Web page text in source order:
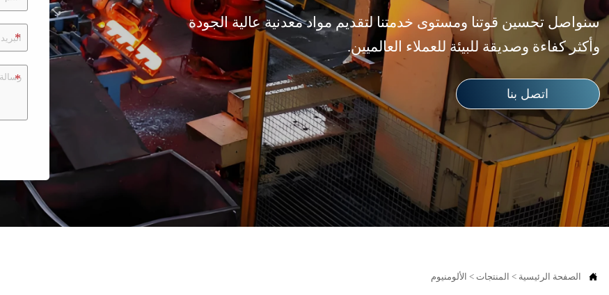
سنواصل تحسين قوتنا ومستوى خدمتنا لتقديم مواد معدنية عالية الجودة
وأكثر كفاءة وصديقة للبيئة للعملاء العالميين.
اتصل بنا
 الصفحة الرئيسية > المنتجات > الألومنيوم